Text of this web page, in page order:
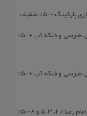
+ 50% تخفیف
لیست هتل آپارتمان های مشهد در هتل خیابان طبرسی و فلکه آب + 50%
لیست هتل آپارتمان های مشهد در هتل خیابان طبرسی و فلکه آب + 50%
رزرو هتل در خیابان امام رضا مشهد | هتل‌ های امام رضا 1، 2، 3، 5 و 8+50%